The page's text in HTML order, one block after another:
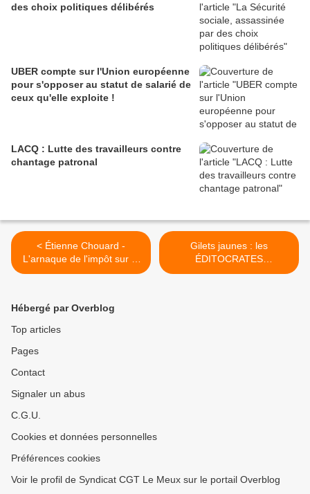
des choix politiques délibérés
UBER compte sur l'Union européenne
pour s'opposer au statut de salarié de
ceux qu'elle exploite !
LACQ : Lutte des travailleurs contre
chantage patronal
< Étienne Chouard -
L'arnaque de l'impôt sur le
revenu.mp4
Gilets jaunes : les
ÉDITOCRATES
applaudissent MACRON et
Hébergé par Overblog
Top articles
Pages
Contact
Signaler un abus
C.G.U.
Cookies et données personnelles
Préférences cookies
Voir le profil de Syndicat CGT Le Meux sur le portail Overblog